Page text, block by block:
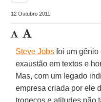
12 Outubro 2011
Steve Jobs foi um gênio
exaustão em textos e
Mas, com um legado
empresa criada por ele
tropeços e atitudes não